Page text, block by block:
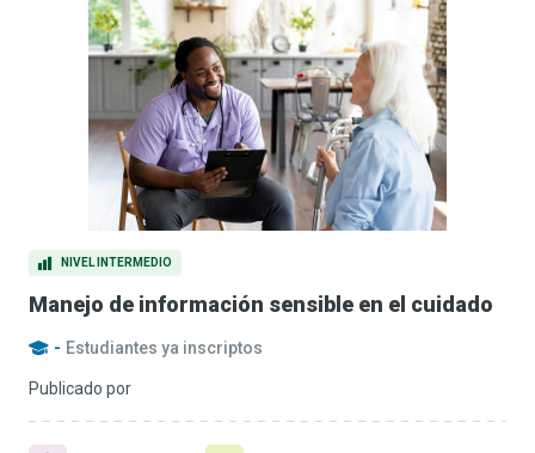
NIVEL INTERMEDIO
Manejo de información sensible en el cuidado
- Estudiantes ya inscriptos
Publicado por